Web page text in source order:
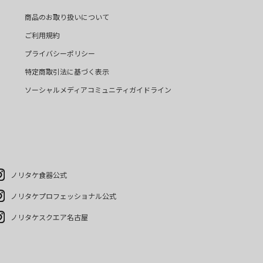
商品のお取り扱いについて
ご利用規約
プライバシーポリシー
特定商取引法に基づく表示
ソーシャルメディアコミュニティガイドライン
ノリタケ食器公式
ノリタケプロフェッショナル公式
ノリタケスクエア名古屋